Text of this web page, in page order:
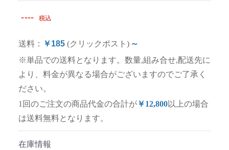
---- 税込
送料： ￥185 (クリックポスト) ～
※単品での送料となります。数量,組み合せ,配送先に
より、料金が異なる場合がございますのでご了承く
ださい。
1回のご注文の商品代金の合計が￥12,800以上の場合
は送料無料となります。
在庫情報